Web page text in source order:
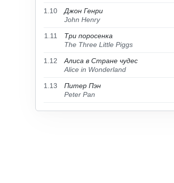
1.10
Джон Генри
John Henry
1.11
Три поросенка
The Three Little Piggs
1.12
Алиса в Стране чудес
Alice in Wonderland
1.13
Питер Пэн
Peter Pan